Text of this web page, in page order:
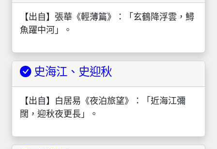
【出自】張華《輕薄篇》：「玄鶴降浮雲，鱘
魚躍中河」。
史海江、史迎秋
【出自】白居易《夜泊旅望》：「近海江彌
闊，迎秋夜更長」。